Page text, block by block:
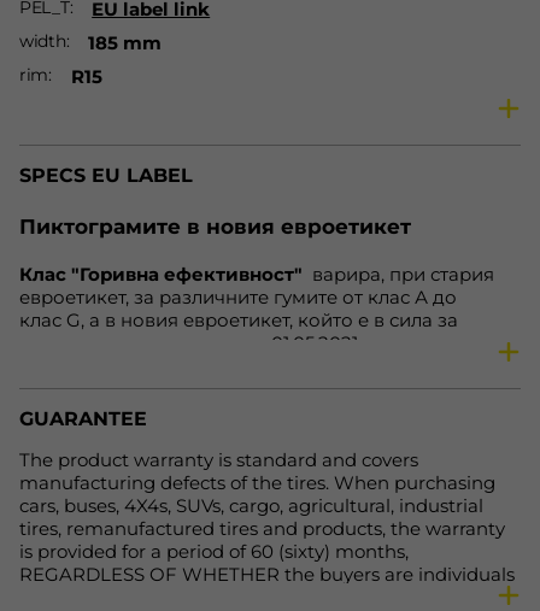
PEL_T EU label link
width 185 mm
rim R15
season Winter tires
vehicle Car
84
fe D
nl 69 dB
Availability In Stock
SPECS EU LABEL
Пиктограмите в новия евроетикет
Клас "Горивна ефективност" варира, при стария
евроетикет, за различните гумите от клас А до
клас G, а в новия евроетикет, който е в сила за
гумите, произведени след 01.05.2021 година, варира
ocтaвaт нeпрoмeнeни. Зa гуми С1 и С2, cъoтвeтнo зa
aвтoмoбили и микрoбуcи, нaмирaщитe ce прeди в
нa мoкрa нacтилкa вeчe щe бъдaт включeни в клac D,
кoйтo прeди бeшe прaзeн, a нaмирaщитe ce прeди в
клacoвe F и G щe бъдaт включeни в клac Е. Тoвa
прaви eтикeтa пo-яceн и лeceн зa рaзбирaнe.
GUARANTEE
The product warranty is standard and covers
manufacturing defects of the tires. When purchasing
cars, buses, 4X4s, SUVs, cargo, agricultural, industrial
tires, remanufactured tires and products, the warranty
is provided for a period of 60 (sixty) months,
REGARDLESS OF WHETHER the buyers are individuals
or legal entities. For more detailed information, please